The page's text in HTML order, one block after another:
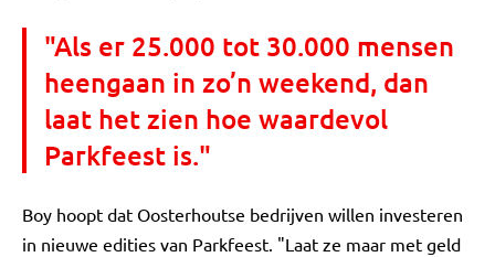
"Als er 25.000 tot 30.000 mensen
heengaan in zo’n weekend, dan
laat het zien hoe waardevol
Parkfeest is."
Boy hoopt dat Oosterhoutse bedrijven willen investeren
in nieuwe edities van Parkfeest. "Laat ze maar met geld